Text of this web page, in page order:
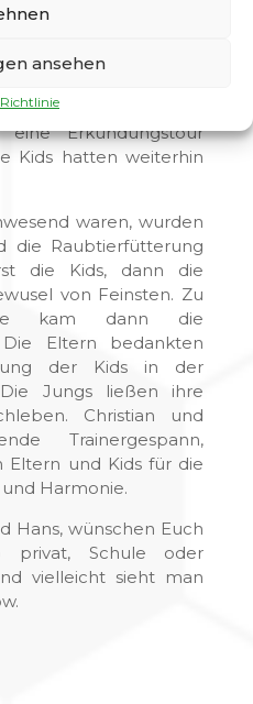
ansehen
Abzug des Gewitters
ausschöpfen. Die
bis es vorbei war.
Erkundungstour
Kids hatten weiterhin
waren, wurden
die Raubtierfütterung
die Kids, dann die
von Feinsten. Zu
kam dann die
Die Eltern bedankten
der Kids in der
Jungs ließen ihre
Christian und
Trainergespann,
Eltern und Kids für die
Harmonie.
Hans, wünschen Euch
Schule oder
vielleicht sieht man